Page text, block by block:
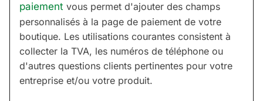
paiement vous permet d'ajouter des champs
personnalisés à la page de paiement de votre
boutique. Les utilisations courantes consistent à
collecter la TVA, les numéros de téléphone ou
d'autres questions clients pertinentes pour votre
entreprise et/ou votre produit.